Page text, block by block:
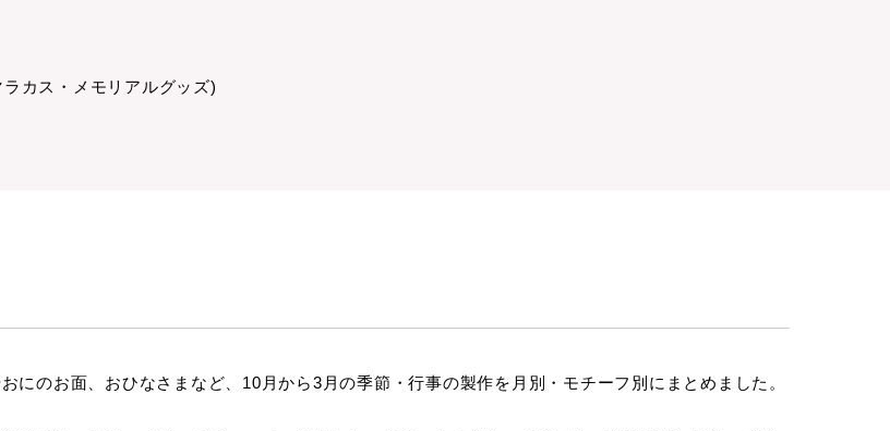
カス・メモリアルグッズ)
にのお面、おひなさまなど、10月から3月の季節・行事の製作を月別・モチーフ別にまとめました。